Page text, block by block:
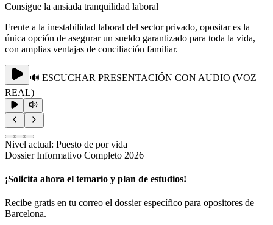
Consigue la ansiada tranquilidad laboral
Frente a la inestabilidad laboral del sector privado, opositar es la
única opción de asegurar un sueldo garantizado para toda la vida,
con amplias ventajas de conciliación familiar.
🔊 ESCUCHAR PRESENTACIÓN CON AUDIO (VOZ
REAL)
Nivel actual: Puesto de por vida
Dossier Informativo Completo 2026
¡Solicita ahora el temario y plan de estudios!
Recibe gratis en tu correo el dossier específico para opositores de
Barcelona.